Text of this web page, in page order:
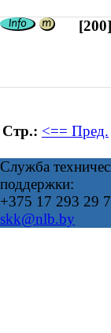
[200]
Стр.: <== Пред.
Служба
поддержки:
+375 17 293 29
skk@nlb.by